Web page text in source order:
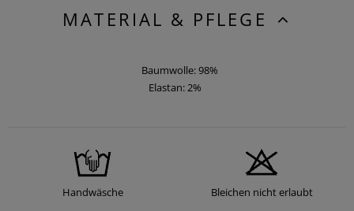
MATERIAL & PFLEGE
Baumwolle: 98%
Elastan: 2%
Handwäsche Bleichen nicht erlaubt